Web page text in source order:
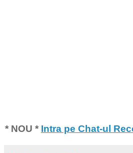
* NOU * Intra pe Chat-ul